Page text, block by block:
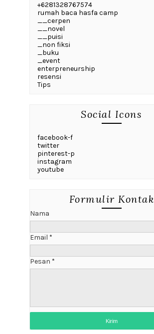
+6281328767574
rumah baca hasfa camp
__cerpen
__novel
__puisi
_non fiksi
_buku
_event
enterpreneurship
resensi
Tips
Social Icons
facebook-f
twitter
pinterest-p
instagram
youtube
Formulir Kontak
Nama
Email *
Pesan *